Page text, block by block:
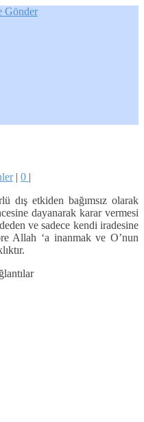
| 0 |
dış etkiden bağımsız olarak
dayanarak karar vermesi
ve sadece kendi iradesine
Allah ‘a inanmak ve O’nun